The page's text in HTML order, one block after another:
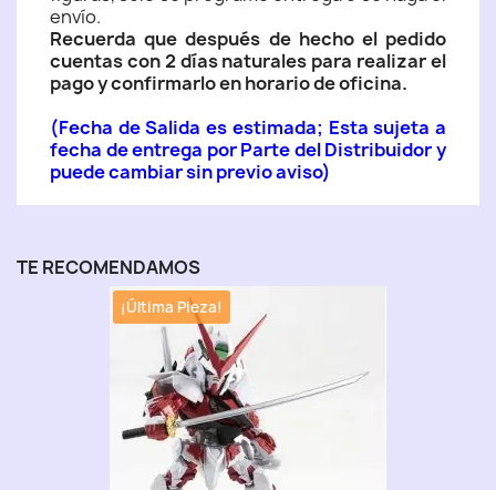
envío.
Recuerda que después de hecho el pedido
cuentas con 2 días naturales para realizar el
pago y confirmarlo en horario de oficina.
(Fecha de Salida es estimada; Esta sujeta a
fecha de entrega por Parte del Distribuidor y
puede cambiar sin previo aviso)
TE RECOMENDAMOS
¡Última Pieza!